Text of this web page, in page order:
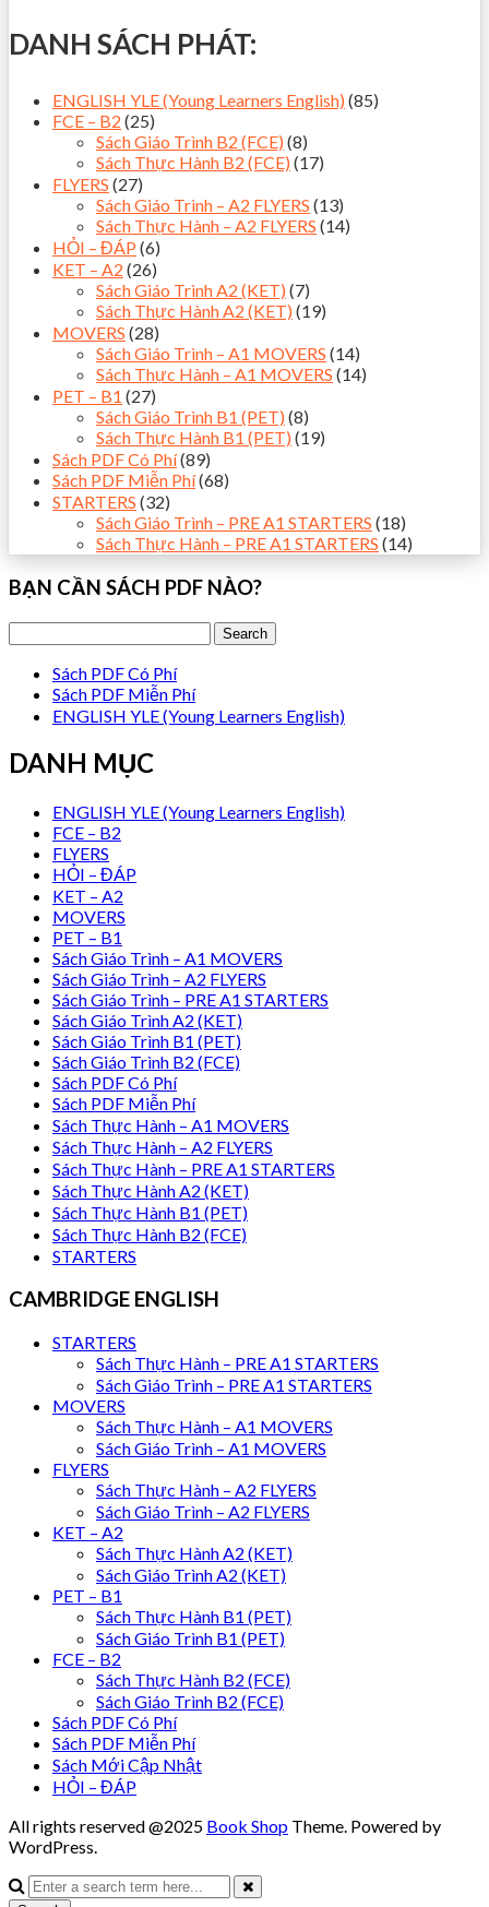
DANH SÁCH PHÁT:
ENGLISH YLE (Young Learners English) (85)
FCE – B2 (25)
Sách Giáo Trình B2 (FCE) (8)
Sách Thực Hành B2 (FCE) (17)
FLYERS (27)
Sách Giáo Trình – A2 FLYERS (13)
Sách Thực Hành – A2 FLYERS (14)
HỎI – ĐÁP (6)
KET – A2 (26)
Sách Giáo Trình A2 (KET) (7)
Sách Thực Hành A2 (KET) (19)
MOVERS (28)
Sách Giáo Trình – A1 MOVERS (14)
Sách Thực Hành – A1 MOVERS (14)
PET – B1 (27)
Sách Giáo Trình B1 (PET) (8)
Sách Thực Hành B1 (PET) (19)
Sách PDF Có Phí(89)
Sách PDF Miễn Phí(68)
STARTERS (32)
Sách Giáo Trình – PRE A1 STARTERS (18)
Sách Thực Hành – PRE A1 STARTERS (14)
BẠN CẦN SÁCH PDF NÀO?
Sách PDF Có Phí
Sách PDF Miễn Phí
ENGLISH YLE (Young Learners English)
DANH MỤC
ENGLISH YLE (Young Learners English)
FCE – B2
FLYERS
HỎI – ĐÁP
KET – A2
MOVERS
PET – B1
Sách Giáo Trình – A1 MOVERS
Sách Giáo Trình – A2 FLYERS
Sách Giáo Trình – PRE A1 STARTERS
Sách Giáo Trình A2 (KET)
Sách Giáo Trình B1 (PET)
Sách Giáo Trình B2 (FCE)
Sách PDF Có Phí
Sách PDF Miễn Phí
Sách Thực Hành – A1 MOVERS
Sách Thực Hành – A2 FLYERS
Sách Thực Hành – PRE A1 STARTERS
Sách Thực Hành A2 (KET)
Sách Thực Hành B1 (PET)
Sách Thực Hành B2 (FCE)
STARTERS
CAMBRIDGE ENGLISH
STARTERS
Sách Thực Hành – PRE A1 STARTERS
Sách Giáo Trình – PRE A1 STARTERS
MOVERS
Sách Thực Hành – A1 MOVERS
Sách Giáo Trình – A1 MOVERS
FLYERS
Sách Thực Hành – A2 FLYERS
Sách Giáo Trình – A2 FLYERS
KET – A2
Sách Thực Hành A2 (KET)
Sách Giáo Trình A2 (KET)
PET – B1
Sách Thực Hành B1 (PET)
Sách Giáo Trình B1 (PET)
FCE – B2
Sách Thực Hành B2 (FCE)
Sách Giáo Trình B2 (FCE)
Sách PDF Có Phí
Sách PDF Miễn Phí
Sách Mới Cập Nhật
HỎI – ĐÁP
All rights reserved @2025 Book Shop Theme. Powered by
WordPress.